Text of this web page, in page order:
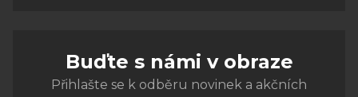
Buďte s námi v obraze
Přihlašte se k odběru novinek a akčních